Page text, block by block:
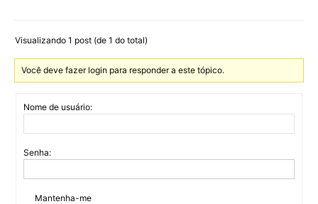
Visualizando 1 post (de 1 do total)
Você deve fazer login para responder a este tópico.
Nome de usuário:
Senha:
Mantenha-me